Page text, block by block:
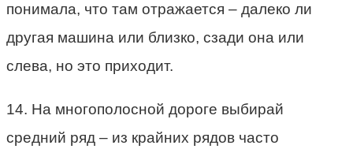
понимала, что там отражается – далеко ли
другая машина или близко, сзади она или
слева, но это приходит.
14. На многополосной дороге выбирай
средний ряд – из крайних рядов часто